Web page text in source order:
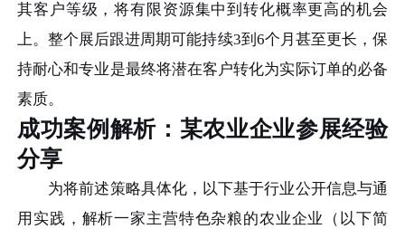
其客户等级，将有限资源集中到转化概率更高的机会
上。整个展后跟进周期可能持续3到6个月甚至更长，保
持耐心和专业是最终将潜在客户转化为实际订单的必备
素质。
成功案例解析：某农业企业参展经验
分享
为将前述策略具体化，以下基于行业公开信息与通
用实践，解析一家主营特色杂粮的农业企业（以下简